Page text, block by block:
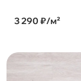
3 290 ₽/м²